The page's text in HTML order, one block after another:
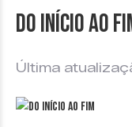
Do início ao
Última